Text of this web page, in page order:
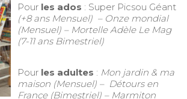
Pour les ados : Super Picsou Géant
(+8 ans Mensuel) – Onze mondial
(Mensuel) – Mortelle Adèle Le Mag
(7-11 ans Bimestriel)
Pour les adultes : Mon jardin & ma
maison (Mensuel) – Détours en
France (Bimestriel) – Marmiton